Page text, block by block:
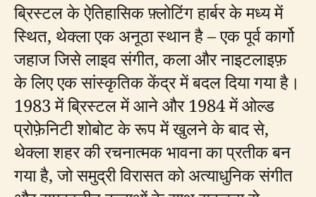
ब्रिस्टल के ऐतिहासिक फ़्लोटिंग हार्बर के मध्य में
स्थित, थेक्ला एक अनूठा स्थान है – एक पूर्व कार्गो
जहाज जिसे लाइव संगीत, कला और नाइटलाइफ़
के लिए एक सांस्कृतिक केंद्र में बदल दिया गया है।
1983 में ब्रिस्टल में आने और 1984 में ओल्ड
प्रोफ़ेनिटी शोबोट के रूप में खुलने के बाद से,
थेक्ला शहर की रचनात्मक भावना का प्रतीक बन
गया है, जो समुद्री विरासत को अत्याधुनिक संगीत